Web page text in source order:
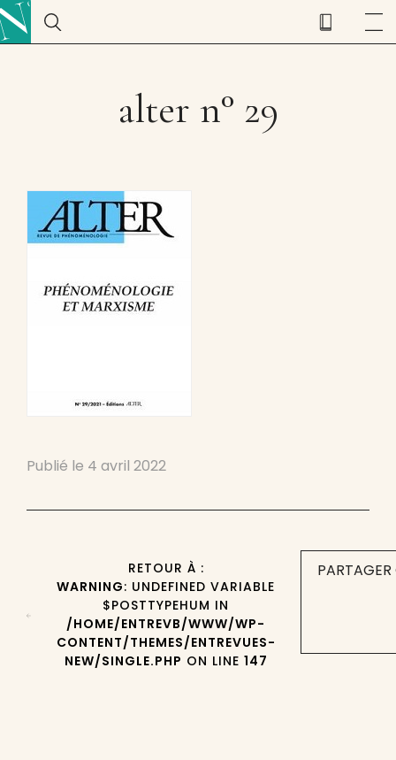
alter n° 29
Publié le 4 avril 2022
RETOUR À :
WARNING: UNDEFINED VARIABLE
$POSTTYPEHUM IN
/HOME/ENTREVB/WWW/WP-
CONTENT/THEMES/ENTREVUES-
NEW/SINGLE.PHP ON LINE 147